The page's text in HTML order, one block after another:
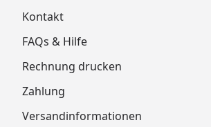
Kontakt
FAQs & Hilfe
Rechnung drucken
Zahlung
Versandinformationen